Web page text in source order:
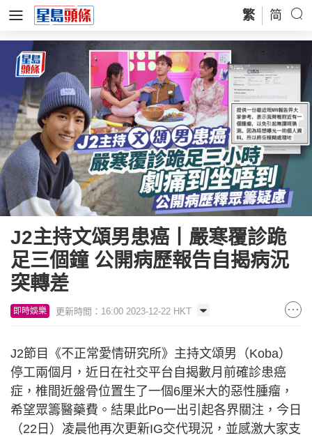
繁 简
J2主持文頌男患癌丨嚴寒覆診跪
足三個鐘 公開病歷報告自揭病況
突轉差
即時娛樂 更新時間：16:00 2023-12-22 HKT
J2節目《不正常愛情研究所》主持文頌男（Koba）
停工兩個月，近日在社交平台自揭數月前確診患癌
症，椎間近盤骨位置生了一個6厘米大的惡性腫瘤，
希望眾籌醫藥費。結果此Po一出引起各界關注，今日
（22日）凌晨他再次更新IG交代現況，並感激大家支